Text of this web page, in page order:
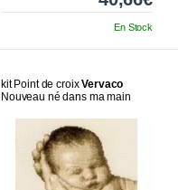
En Stock
kit Point de croixVervaco
Nouveau né dans ma main